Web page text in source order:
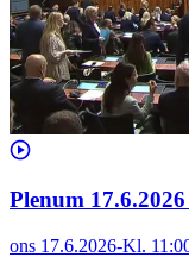
Plenum
ons 17.6.2026-Kl.